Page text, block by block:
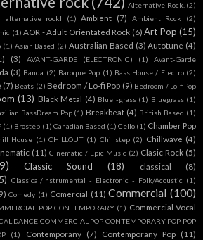
Alternative Rock. (2)
alternative rockl (1) Ambient (7) Ambient Rock (2)
(1) AOR - Adult Orientated Rock (6) Art Pop (15)
(1) Asian Based (2) Australian Based (3) Autotune (4)
(3) AVANT-GARDE (ELECTRONIC) (1)
Avant-Garde
(3) Banda (2) Baroque Pop (1) Bass House / Electro (2)
(7) Beats (2) Bedroom / Lo-fi Pop (9) Bedroom / Lo-fiPop
(13) Black Metal (4) Blue -grass (1) Bluegrass (1)
BassDream Pop (1) Breakbeat (4) British Based (1)
(1) Brostep (1) Canadian Based (1) Cello (1) Chamber Pop
House (1) CHILLOUT (1) Chillstep (2) Chillwave (4)
(11) Cinematic / Epic Music (2) Clasic Rock (5)
Classic Sound (18) classical (8)
Classical/Instrumental - Electronic - Folk/Acoustic (1)
Comedy (1) Comercial (11) Commercial (100)
POP CONTEMPORARY (1) Commercial Vocal
DANCE COMMERCIAL POP CONTEMPORARY POP POP
(1) Contemporany (7) Contemporany Pop (11)